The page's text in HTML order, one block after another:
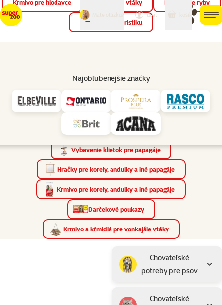
môj
účet
Krmivo pre hlodavce Krmivo pre vtáky Krmivo pre ryby
Krmivo pre teraristiku
Najobľúbenejšie značky
Výsledky vyhľadávania pre „Krmivo pre vtáky“
Produkty(1542×) Články a rady(86×) Obchody(0×)
Nájdené kategórie(29×)
Vybavenie klietok pre papagáje
Hračky pre korely, andulky a iné papagáje
Krmivo pre korely, andulky a iné papagáje
Darčekové poukazy
Krmivo a kŕmidlá pre vonkajšie vtáky
Chovateľské
potreby pre psov
Chovateľské